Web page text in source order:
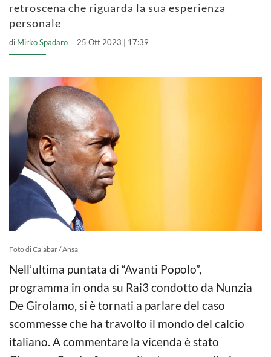
retroscena che riguarda la sua esperienza
personale
di Mirko Spadaro 25 Ott 2023 | 17:39
Foto di Calabar / Ansa
Nell’ultima puntata di “Avanti Popolo”,
programma in onda su Rai3 condotto da Nunzia
De Girolamo, si è tornati a parlare del caso
scommesse che ha travolto il mondo del calcio
italiano. A commentare la vicenda è stato